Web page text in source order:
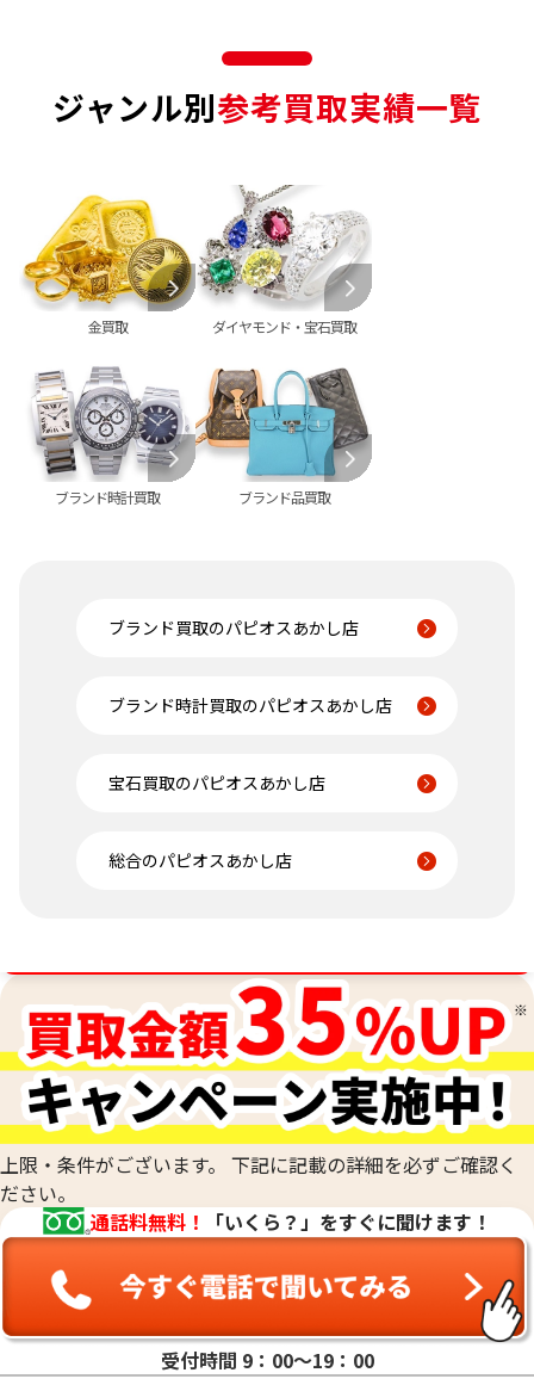
ジャンル別参考買取実績一覧
金買取 ダイヤモンド・宝石買取
ブランド時計買取 ブランド品買取
ブランド買取のパピオスあかし店
ブランド時計買取のパピオスあかし店
宝石買取のパピオスあかし店
総合のパピオスあかし店
上限・条件がございます。 下記に記載の詳細を必ずご確認く
ださい。
通話料無料！
「いくら？」をすぐに聞けます！
受付時間 9：00〜19：00